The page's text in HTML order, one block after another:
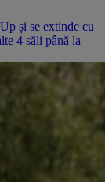
și se extinde cu
4 săli până la